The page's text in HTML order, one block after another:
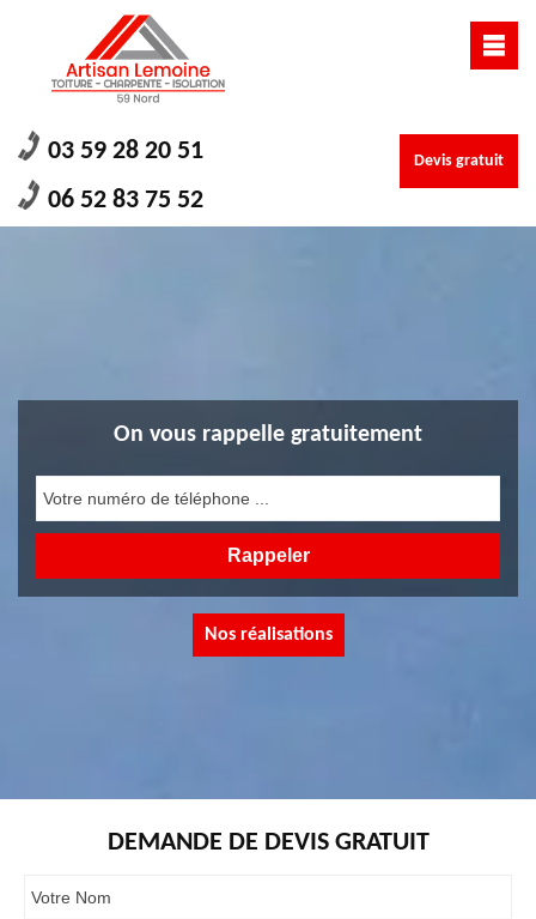
03 59 28 20 51
06 52 83 75 52
Devis gratuit
On vous rappelle gratuitement
Nos réalisations
DEMANDE DE DEVIS GRATUIT